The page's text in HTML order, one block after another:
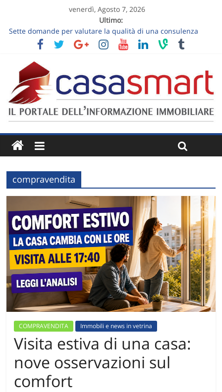
venerdì, Agosto 7, 2026
Ultimo:
Sette domande per valutare la qualità di una consulenza
immobiliare
Visita estiva di una casa: nove osservazioni sul comfort
Vendere un appartamento al piano terra: luce, privacy e
giardino senza slogan
Vendere una casa ereditata: decisioni da prendere prima
dell’annuncio
Follow-up dopo la visita immobiliare: trasformare “ci
pensiamo” in un prossimo passo
compravendita
COMPRAVENDITA Immobili e news in vetrina
Visita estiva di una casa:
nove osservazioni sul
comfort